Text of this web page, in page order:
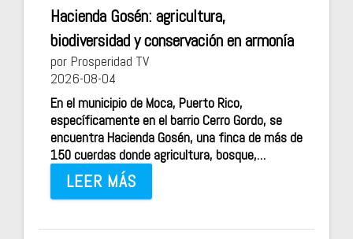
Hacienda Gosén: agricultura,
biodiversidad y conservación en armonía
por Prosperidad TV
2026-08-04
En el municipio de Moca, Puerto Rico,
específicamente en el barrio Cerro Gordo, se
encuentra Hacienda Gosén, una finca de más de
150 cuerdas donde agricultura, bosque,…
LEER MÁS